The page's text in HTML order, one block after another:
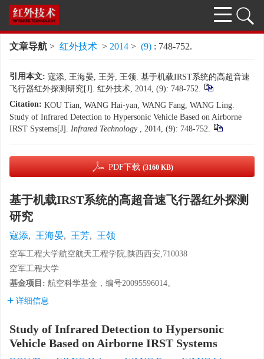
文章导航 > 红外技术 > 2014 > (9) : 748-752.
引用本文: 寇添, 王海晏, 王芳, 王领. 基于机载IRST系统的高超音速
飞行器红外探测研究[J]. 红外技术, 2014, (9): 748-752.
Citation: KOU Tian, WANG Hai-yan, WANG Fang, WANG Ling.
Study of Infrared Detection to Hypersonic Vehicle Based on Airborne
IRST Systems[J]. Infrared Technology , 2014, (9): 748-752.
PDF下载 (3160 KB)
基于机载IRST系统的高超音速飞行器红外探测
研究
寇添, 王海晏, 王芳, 王领
空军工程大学航空航天工程学院,陕西西安,710038
空军工程大学
基金项目: 航空科学基金，编号20095596014。
详细信息
Study of Infrared Detection to Hypersonic
Vehicle Based on Airborne IRST Systems